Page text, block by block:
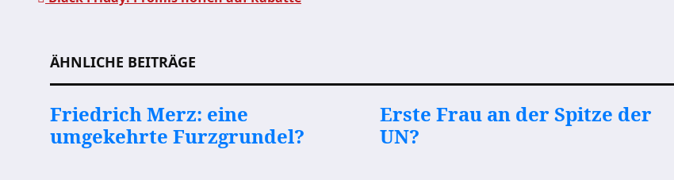
ÄHNLICHE BEITRÄGE
Friedrich Merz: eine
umgekehrte Furzgrundel?
Erste Frau an der Spitze der
UN?